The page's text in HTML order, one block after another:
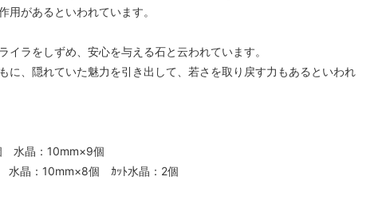
があるといわれています。
ラをしずめ、安心を与える石と云われています。
に、隠れていた魅力を引き出して、若さを取り戻す力もあるといわれ
個 水晶：10mm×9個
水晶：10mm×8個 ｶｯﾄ水晶：2個